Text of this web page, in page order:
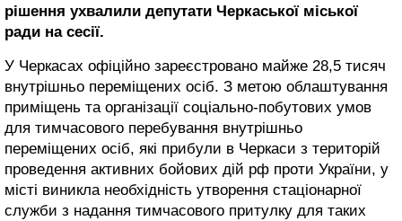
рішення ухвалили депутати Черкаської міської
ради на сесії.
У Черкасах офіційно зареєстровано майже 28,5 тисяч
внутрішньо переміщених осіб. З метою облаштування
приміщень та організації соціально-побутових умов
для тимчасового перебування внутрішньо
переміщених осіб, які прибули в Черкаси з територій
проведення активних бойових дій рф проти України, у
місті виникла необхідність утворення стаціонарної
служби з надання тимчасового притулку для таких